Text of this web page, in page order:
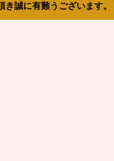
き誠に有難うございます。